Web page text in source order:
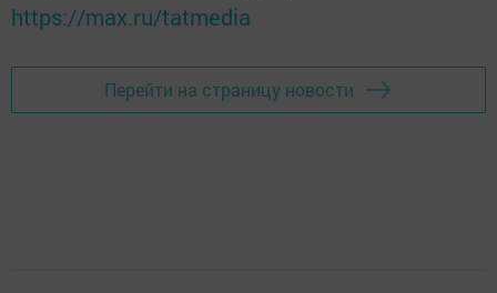
https://max.ru/tatmedia
Перейти на страницу новости